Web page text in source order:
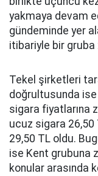
yakmaya devam
gündeminde yer
itibariyle bir gruba
Tekel şirketleri
doğrultusunda
sigara fiyatlarına
ucuz sigara 26,50
29,50 TL oldu.
ise Kent grubuna
konular arasında